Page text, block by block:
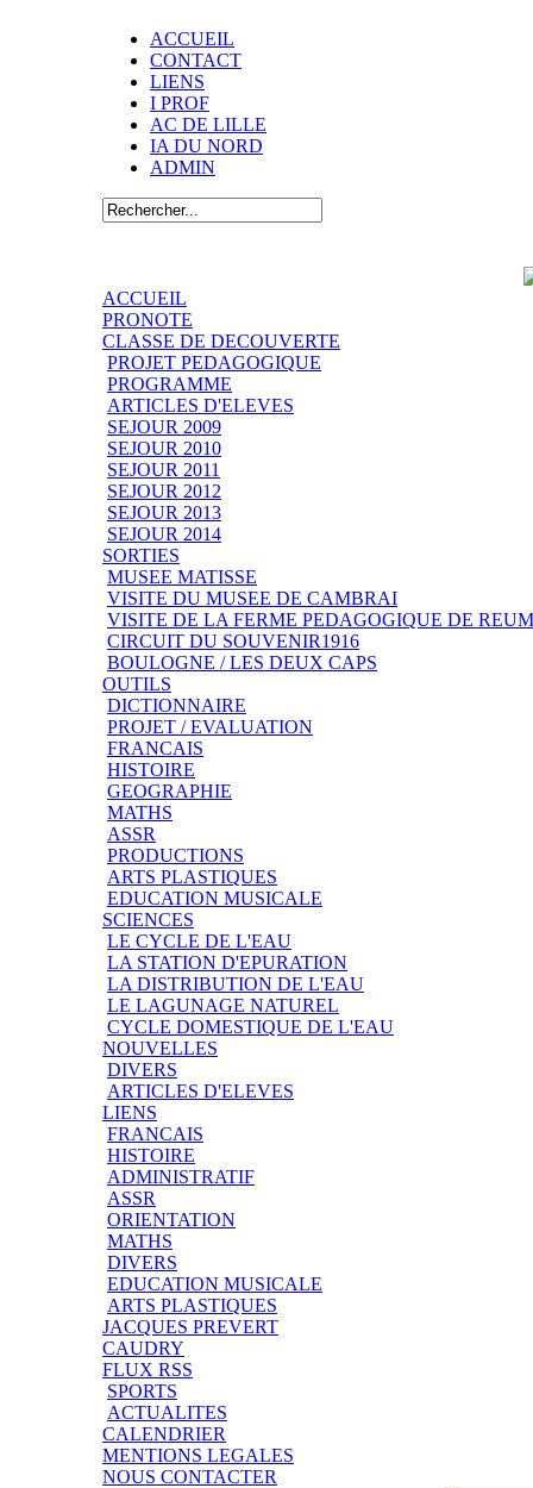
ACCUEIL
CONTACT
LIENS
I PROF
AC DE LILLE
IA DU NORD
ADMIN
ACCUEIL
PRONOTE
CLASSE DE DECOUVERTE
PROJET PEDAGOGIQUE
PROGRAMME
ARTICLES D'ELEVES
SEJOUR 2009
SEJOUR 2010
SEJOUR 2011
SEJOUR 2012
SEJOUR 2013
SEJOUR 2014
SORTIES
MUSEE MATISSE
VISITE DU MUSEE DE CAMBRAI
VISITE DE LA FERME PEDAGOGIQUE DE
CIRCUIT DU SOUVENIR1916
BOULOGNE / LES DEUX CAPS
OUTILS
DICTIONNAIRE
PROJET / EVALUATION
FRANCAIS
HISTOIRE
GEOGRAPHIE
MATHS
ASSR
PRODUCTIONS
ARTS PLASTIQUES
EDUCATION MUSICALE
SCIENCES
LE CYCLE DE L'EAU
LA STATION D'EPURATION
LA DISTRIBUTION DE L'EAU
LE LAGUNAGE NATUREL
CYCLE DOMESTIQUE DE L'EAU
NOUVELLES
DIVERS
ARTICLES D'ELEVES
LIENS
FRANCAIS
HISTOIRE
ADMINISTRATIF
ASSR
ORIENTATION
MATHS
DIVERS
EDUCATION MUSICALE
ARTS PLASTIQUES
JACQUES PREVERT
CAUDRY
FLUX RSS
SPORTS
ACTUALITES
CALENDRIER
MENTIONS LEGALES
NOUS CONTACTER